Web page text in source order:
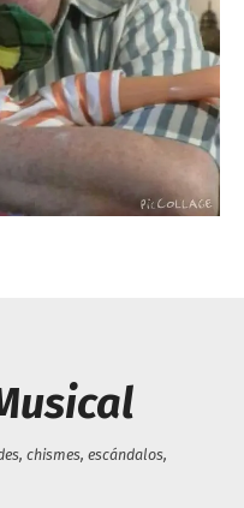
chismes, escándalos,